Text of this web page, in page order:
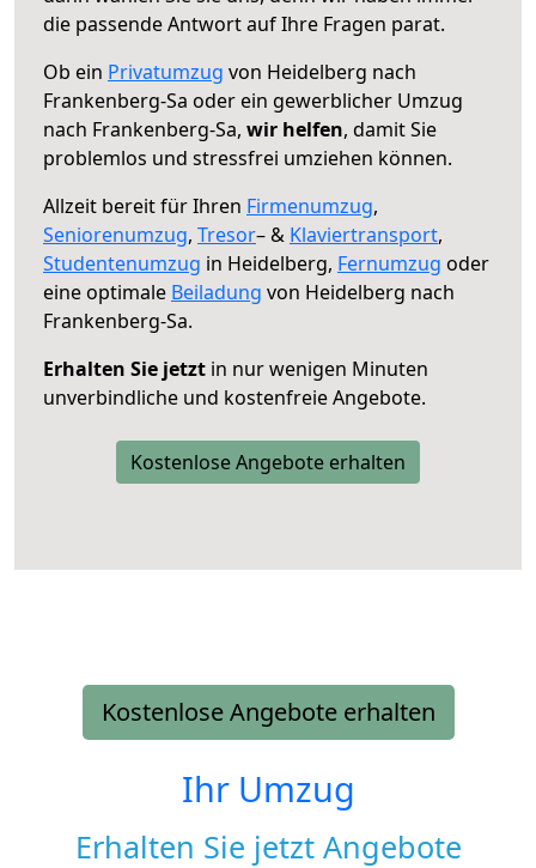
die passende Antwort auf Ihre Fragen parat.
Ob ein Privatumzug von Heidelberg nach
Frankenberg-Sa oder ein gewerblicher Umzug
nach Frankenberg-Sa, wir helfen, damit Sie
problemlos und stressfrei umziehen können.
Allzeit bereit für Ihren Firmenumzug,
Seniorenumzug, Tresor– & Klaviertransport,
Studentenumzug in Heidelberg, Fernumzug oder
eine optimale Beiladung von Heidelberg nach
Frankenberg-Sa.
Erhalten Sie jetzt in nur wenigen Minuten
unverbindliche und kostenfreie Angebote.
Kostenlose Angebote erhalten
Kostenlose Angebote erhalten
Ihr Umzug
Erhalten Sie jetzt Angebote